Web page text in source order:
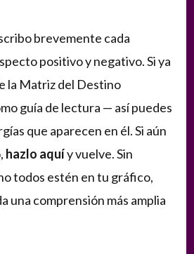
brevemente cada
positivo y negativo. Si ya
la Matriz del Destino
guía de lectura — así puedes
que aparecen en él. Si aún
hazlo aquíy vuelve. Sin
todos estén en tu gráfico,
una comprensión más amplia